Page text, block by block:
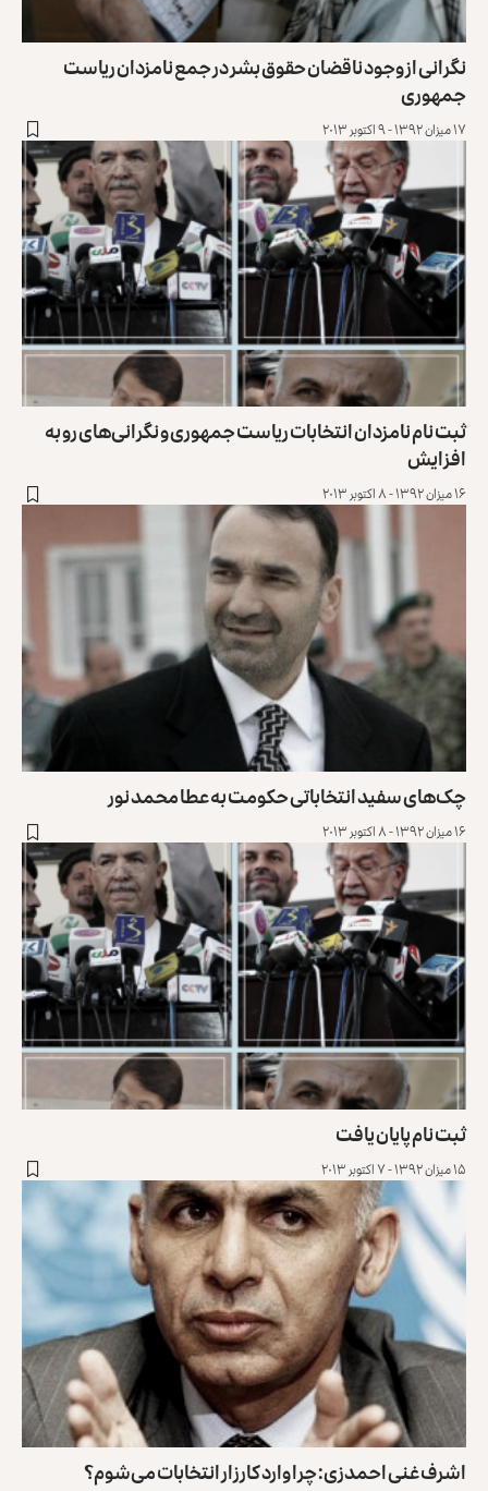
نگرانی از وجود ناقضان حقوق بشر در جمع نامزدان ریاست
جمهوری
۱۷ میزان ۱۳۹۲ - ۹ اکتوبر ۲۰۱۳
ثبت نام نامزدان انتخابات ریاست جمهوری و نگرانی‌های رو به
افزایش
۱۶ میزان ۱۳۹۲ - ۸ اکتوبر ۲۰۱۳
چک‌های سفید انتخاباتی حکومت به عطا محمد نور
۱۶ میزان ۱۳۹۲ - ۸ اکتوبر ۲۰۱۳
ثبت نام پایان یافت
۱۵ میزان ۱۳۹۲ - ۷ اکتوبر ۲۰۱۳
اشرف غنی احمدزی: چرا وارد کارزار انتخابات می‌شوم؟